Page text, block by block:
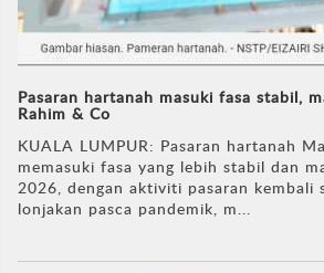
Pasaran hartanah masuki fasa stabil,
Rahim & Co
KUALA LUMPUR: Pasaran hartanah
memasuki fasa yang lebih stabil dan
2026, dengan aktiviti pasaran kembali
lonjakan pasca pandemik, m...